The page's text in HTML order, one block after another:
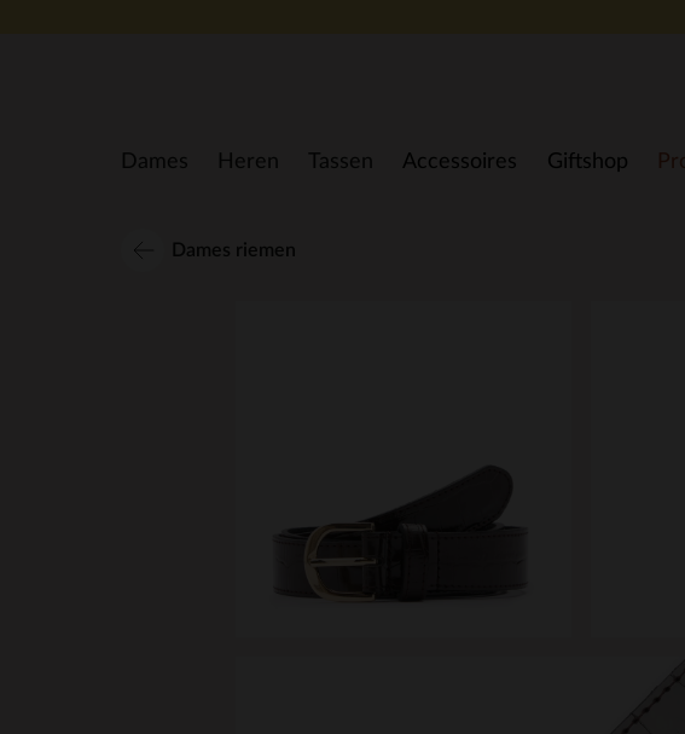
Dames Heren Tassen Accessoires Giftshop
Dames riemen